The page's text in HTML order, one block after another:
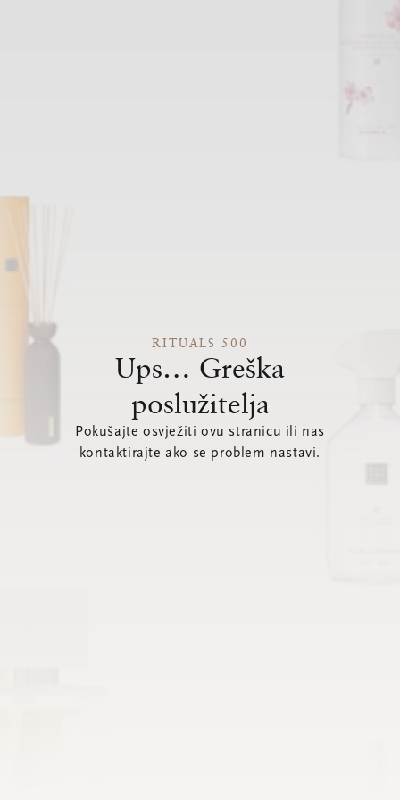
RITUALS 500
Ups… Greška
poslužitelja
Pokušajte osvježiti ovu stranicu ili nas
kontaktirajte ako se problem nastavi.